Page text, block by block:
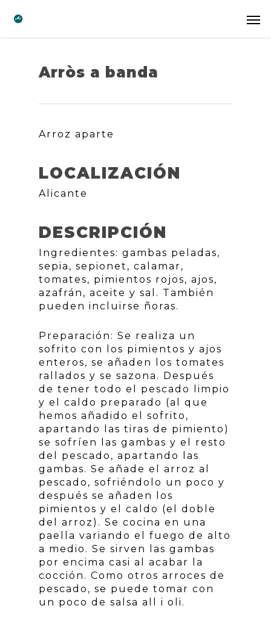
Arròs a banda
Arroz aparte
LOCALIZACIÓN
Alicante
DESCRIPCIÓN
Ingredientes: gambas peladas,
sepia, sepionet, calamar,
tomates, pimientos rojos, ajos,
azafrán, aceite y sal. También
pueden incluirse ñoras.
Preparación: Se realiza un
sofrito con los pimientos y ajos
enteros, se añaden los tomates
rallados y se sazona. Después
de tener todo el pescado limpio
y el caldo preparado (al que
hemos añadido el sofrito,
apartando las tiras de pimiento)
se sofríen las gambas y el resto
del pescado, apartando las
gambas. Se añade el arroz al
pescado, sofriéndolo un poco y
después se añaden los
pimientos y el caldo (el doble
del arroz). Se cocina en una
paella variando el fuego de alto
a medio. Se sirven las gambas
por encima casi al acabar la
cocción. Como otros arroces de
pescado, se puede tomar con
un poco de salsa all i oli.